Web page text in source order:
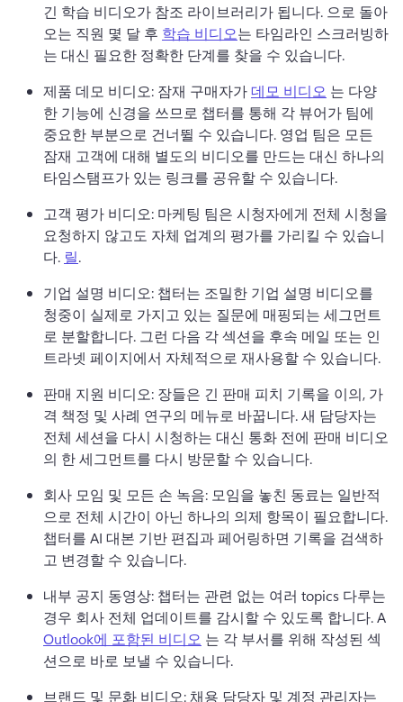
긴 학습 비디오가 참조 라이브러리가 됩니다. 으로 돌아
오는 직원 몇 달 후 학습 비디오는 타임라인 스크러빙하
는 대신 필요한 정확한 단계를 찾을 수 있습니다.
제품 데모 비디오: 잠재 구매자가 데모 비디오 는 다양
한 기능에 신경을 쓰므로 챕터를 통해 각 뷰어가 팀에
중요한 부분으로 건너뛸 수 있습니다. 영업 팀은 모든
잠재 고객에 대해 별도의 비디오를 만드는 대신 하나의
타임스탬프가 있는 링크를 공유할 수 있습니다.
고객 평가 비디오: 마케팅 팀은 시청자에게 전체 시청을
요청하지 않고도 자체 업계의 평가를 가리킬 수 있습니
다. 릴.
기업 설명 비디오: 챕터는 조밀한 기업 설명 비디오를
청중이 실제로 가지고 있는 질문에 매핑되는 세그먼트
로 분할합니다. 그런 다음 각 섹션을 후속 메일 또는 인
트라넷 페이지에서 자체적으로 재사용할 수 있습니다.
판매 지원 비디오: 장들은 긴 판매 피치 기록을 이의, 가
격 책정 및 사례 연구의 메뉴로 바꿉니다. 새 담당자는
전체 세션을 다시 시청하는 대신 통화 전에 판매 비디오
의 한 세그먼트를 다시 방문할 수 있습니다.
회사 모임 및 모든 손 녹음: 모임을 놓친 동료는 일반적
챕터를 AI 대본 기반 편집과 페어링하면 기록을 검색하
고 변경할 수 있습니다.
내부 공지 동영상: 챕터는 관련 없는 여러 topics 다루는
경우 회사 전체 업데이트를 감시할 수 있도록 합니다.
Outlook에 포함된 비디오 는 각 부서를 위해 작성된 섹
션으로 바로 보낼 수 있습니다.
브랜드 및 문화 비디오: 채용 담당자 및 계정 관리자는